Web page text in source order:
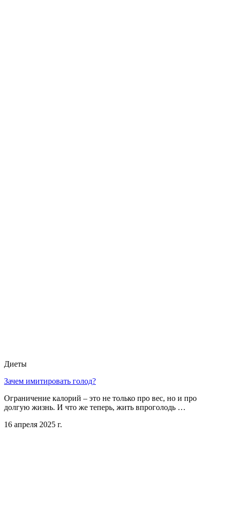
Диеты
Зачем имитировать голод?
Ограничение калорий – это не только про вес, но и про
долгую жизнь. И что же теперь, жить впроголодь …
16 апреля 2025 г.